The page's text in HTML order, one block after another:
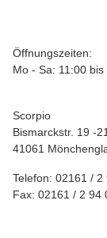
Öffnungszeiten:
Mo - Sa: 11:00
Scorpio
Bismarckstr. 19 -21
41061
Telefon: 02161 / 2
Fax: 02161 / 2 94